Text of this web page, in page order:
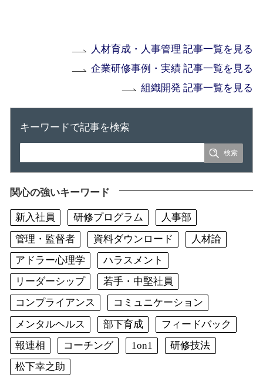
人材育成・人事管理 記事一覧を見る
企業研修事例・実績 記事一覧を見る
組織開発 記事一覧を見る
キーワードで記事を検索
関心の強いキーワード
新入社員 研修プログラム
人事部
管理・監督者
資料ダウンロード
人材論
アドラー心理学
ハラスメント
リーダーシップ
若手・中堅社員
コンプライアンス
コミュニケーション
メンタルヘルス
部下育成
フィードバック
報連相
コーチング 1on1
研修技法
松下幸之助